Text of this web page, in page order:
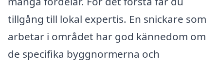
tillgång till lokal expertis. En snickare som
arbetar i området har god kännedom om
de specifika byggnormerna och